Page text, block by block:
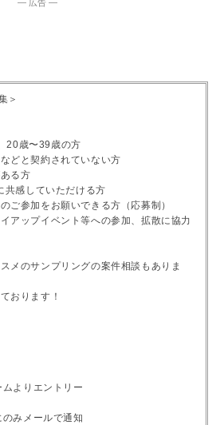
― 広告 ―
＞
20歳〜39歳の方
どと契約されていない方
る方
共感していただける方
ご参加をお願いできる方（応募制）
アップイベント等への参加、拡散に協力
メのサンプリングの案件相談もありま
おります！
よりエントリー
みメールで通知